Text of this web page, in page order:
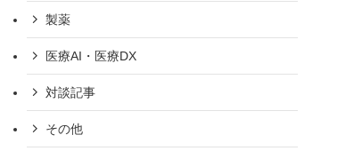
製薬
医療AI・医療DX
対談記事
その他